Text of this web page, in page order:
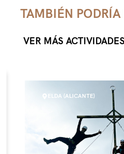
TAMBIÉN PODRÍA
VER MÁS
ELDA (ALICANTE)